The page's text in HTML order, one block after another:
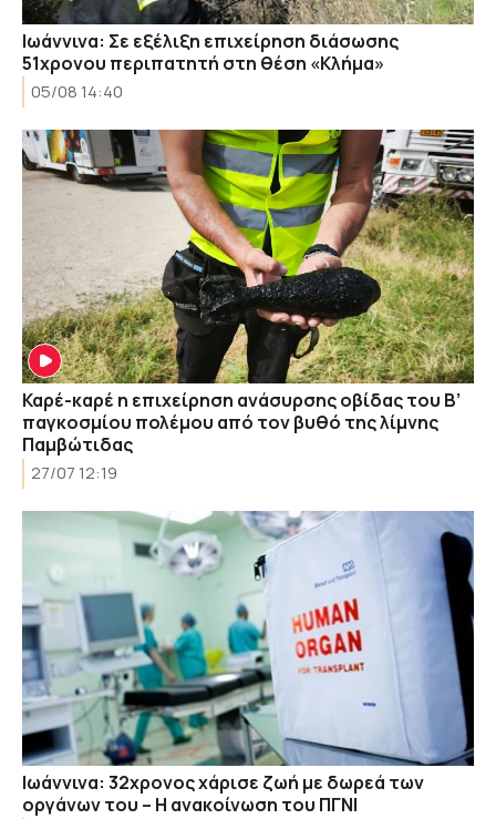
Ιωάννινα: Σε εξέλιξη επιχείρηση διάσωσης
51χρονου περιπατητή στη θέση «Κλήμα»
05/08 14:40
Καρέ-καρέ η επιχείρηση ανάσυρσης οβίδας του Β’
παγκοσμίου πολέμου από τον βυθό της λίμνης
Παμβώτιδας
27/07 12:19
Ιωάννινα: 32χρονος χάρισε ζωή με δωρεά των
οργάνων του – Η ανακοίνωση του ΠΓΝΙ